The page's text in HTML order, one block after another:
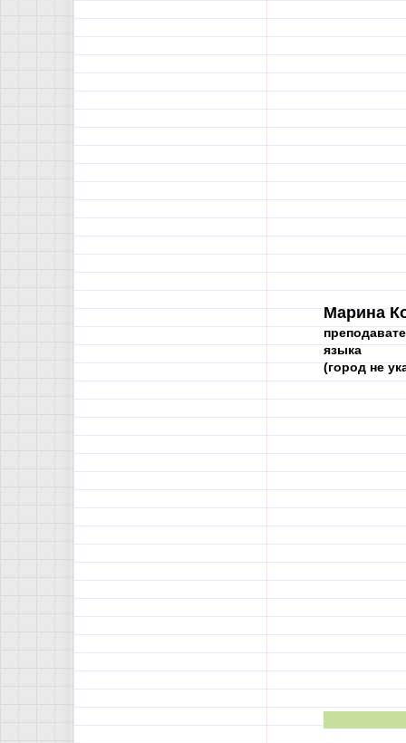
Марина
языка
(город не